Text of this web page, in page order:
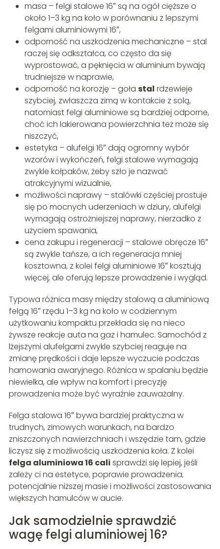
masa – felgi stalowe 16″ są na ogół cięższe o
około 1–3 kg na koło w porównaniu z lepszymi
felgami aluminiowymi 16″,
odporność na uszkodzenia mechaniczne – stal
raczej się odkształca, co często da się
wyprostować, a pęknięcia w aluminium bywają
trudniejsze w naprawie,
odporność na korozję – goła stal rdzewieje
szybciej, zwłaszcza zimą w kontakcie z solą,
natomiast felgi aluminiowe są bardziej odporne,
choć ich lakierowana powierzchnia też może się
niszczyć,
estetyka – alufelgi 16″ dają ogromny wybór
wzorów i wykończeń, felgi stalowe wymagają
zwykle kołpaków, żeby szło je nazwać
atrakcyjnymi wizualnie,
możliwości naprawy – stalówki częściej prostuje
się po mocnych uderzeniach w dziury, alufelgi
wymagają ostrożniejszej naprawy, nierzadko z
użyciem spawania,
cena zakupu i regeneracji – stalowe obręcze 16″
są zwykle tańsze, a ich regeneracja mniej
kosztowna, z kolei felgi aluminiowe 16″ kosztują
więcej, ale oferują lepsze prowadzenie i wygląd.
Typowa różnica masy między stalową a aluminiową
felgą 16″ rzędu 1–3 kg na koło w codziennym
użytkowaniu kompaktu przekłada się na nieco
żywsze reakcje auta na gaz i hamulec. Samochód z
lżejszymi alufelgami zwykle szybciej reaguje na
zmianę prędkości i daje lepsze wyczucie podczas
hamowania awaryjnego. Różnica w spalaniu będzie
niewielka, ale wpływ na komfort i precyzję
prowadzenia może być wyraźnie zauważalny.
Felga stalowa 16″ bywa bardziej praktyczna w
trudnych, zimowych warunkach, na bardzo
zniszczonych nawierzchniach i wszędzie tam, gdzie
liczysz się z możliwością uszkodzenia koła. Z kolei
felga aluminiowa 16 cali sprawdzi się lepiej, jeśli
zależy ci na estetyce, poprawie prowadzenia,
potencjalnie niższej masie i możliwości zastosowania
większych hamulców w aucie.
Jak samodzielnie sprawdzić
wagę felgi aluminiowej 16?